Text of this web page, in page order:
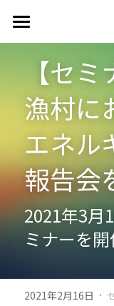
私たちのミッ
事業実績
会社情報
代表紹介
会社概要
会社沿革
アクセス
設備見学会予
採用情報
お問い合わせ
日本語
日本語
【セミ
漁村に
エネル
報告会
2021年3月
ミナーを
2021年2月16日 ·